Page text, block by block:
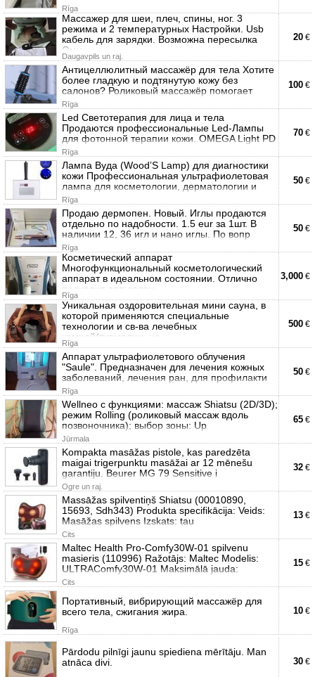
Rīga
Массажер для шеи, плеч, спины, ног. 3
режима и 2 температурных Настройки. Usb
кабель для зарядки. Возможна пересылка
Омн
Daugavpils un raj.
20 €
Антицеллюлитный массажёр для тела Хотите
более гладкую и подтянутую кожу без
салонов? Роликовый массажёр помогает
Rīga
100 €
Led Светотерапия для лица и тела
Продаются профессиональные Led-Лампы
для фотонной терапии кожи. OMEGA Light PD
Rīga
70 €
Лампа Вуда (Wood’S Lamp) для диагностики
кожи Профессиональная ультрафиолетовая
лампа для косметологии, дерматологии и
Rīga
50 €
Продаю дермопен. Новый. Иглы продаются
отдельно по надобности. 1.5 eur за 1шт. В
наличии 12, 36 игл и нано иглы. По вопр
Rīga
50 €
Косметический аппарат
Многофункциональный косметологический
аппарат в идеальном состоянии. Отлично
подходит для салон
Rīga
3,000 €
Уникальная оздоровительная мини сауна, в
которой применяются специальные
технологии и св-ва лечебных
камней(турмалин, не
Rīga
500 €
Аппарат ультрафиолетового облучения
"Saule". Предназначен для лечения кожных
заболеваний, лечения ран, для профилакти
Rīga
50 €
Wellneo с функциями: массаж Shiatsu (2D/3D);
режим Rolling (роликовый массаж вдоль
позвоночника); выбор зоны: Up
Jūrmala
65 €
Kompakta masāžas pistole, kas paredzēta
maigai trigerpunktu masāžai ar 12 mēnešu
garantiju. Beurer MG 79 Sensitive i
Ogre un raj.
32 €
Massāžas spilventiņš Shiatsu (00010890,
15693, Sdh343) Produkta specifikācija: Veids:
Masāžas spilvens Izskats: tau
Cits
13 €
Maltec Health Pro-Comfy30W-01 spilvenu
masieris (110996) Ražotājs: Maltec Modelis:
ULTRAComfy30W-01 Maksimālā jauda:
Cits
15 €
Портативный, вибрирующий массажёр для
всего тела, сжигания жира.
Rīga
10 €
Pārdodu pilnīgi jaunu spiediena mērītāju. Man
atnāca divi.
30 €